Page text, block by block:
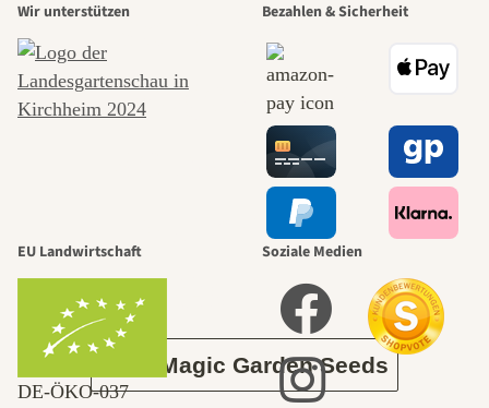
schönsten
Wege zu uns
selbst führt
durch den
Garten
Über Magic Garden Seeds
Wir unterstützen Bezahlen & Sicherheit
EU Landwirtschaft
DE‑ÖKO‑037
Soziale Medien